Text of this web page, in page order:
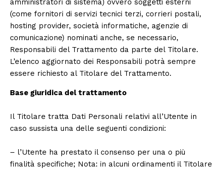
amministratori di sistema) ovvero soggetti esterni
(come fornitori di servizi tecnici terzi, corrieri postali,
hosting provider, società informatiche, agenzie di
comunicazione) nominati anche, se necessario,
Responsabili del Trattamento da parte del Titolare.
L’elenco aggiornato dei Responsabili potrà sempre
essere richiesto al Titolare del Trattamento.
Base giuridica del trattamento
Il Titolare tratta Dati Personali relativi all’Utente in
caso sussista una delle seguenti condizioni:
– l’Utente ha prestato il consenso per una o più
finalità specifiche; Nota: in alcuni ordinamenti il Titolare